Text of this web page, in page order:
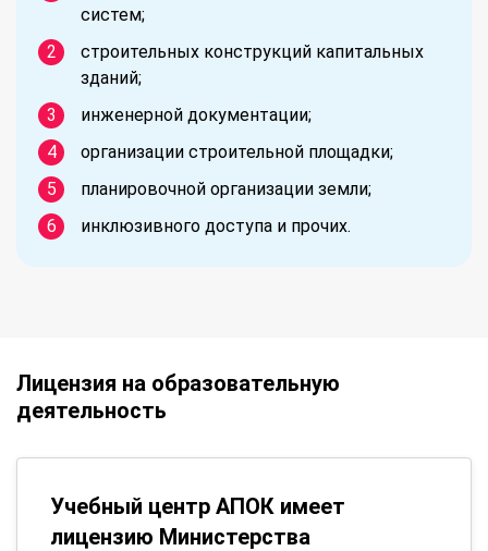
систем;
строительных конструкций капитальных
зданий;
инженерной документации;
организации строительной площадки;
планировочной организации земли;
инклюзивного доступа и прочих.
Лицензия на образовательную
деятельность
Учебный центр АПОК имеет
лицензию Министерства